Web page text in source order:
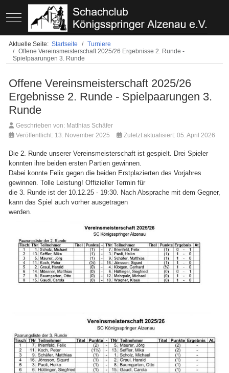
Mobile Menu Toggle
Aktuelle Seite: Startseite
Turniere
Offene Vereinsmeisterschaft 2025/26 Ergebnisse 2. Runde -
Spielpaarungen 3. Runde
Offene Vereinsmeisterschaft 2025/26
Ergebnisse 2. Runde - Spielpaarungen 3.
Runde
Geschrieben von: Matthias Schäfer
Veröffentlicht: 13. November 2025
Zuletzt aktualisiert: 05. April 2026
Die 2. Runde unserer Vereinsmeisterschaft ist gespielt. Drei Spieler
konnten ihre beiden ersten Partien gewinnen.
Dabei konnte Felix gegen die beiden Erstplazierten des Vorjahres
gewinnen. Tolle Leistung! Offizieller Termin für
die 3. Runde ist der 10.12.25 - 19:30. Nach Absprache mit dem Gegner,
kann das Spiel auch vorher ausgetragen
werden.